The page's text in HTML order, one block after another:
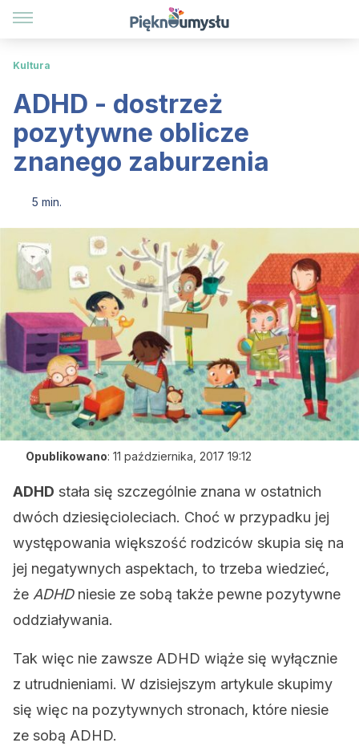
Kultura
ADHD - dostrzeż
pozytywne oblicze
znanego zaburzenia
5 min.
Opublikowano: 11 października, 2017 19:12
ADHD stała się szczególnie znana w ostatnich
dwóch dziesięcioleciach. Choć w przypadku jej
występowania większość rodziców skupia się na
jej negatywnych aspektach, to trzeba wiedzieć,
że ADHDniesie ze sobą także pewne pozytywne
oddziaływania.
Tak więc nie zawsze ADHD wiąże się wyłącznie
z utrudnieniami. W dzisiejszym artykule skupimy
się więc na pozytywnych stronach, które niesie
ze sobą ADHD.